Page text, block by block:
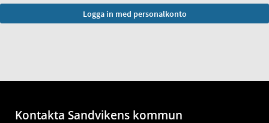
Kontakta Sandvikens kommun